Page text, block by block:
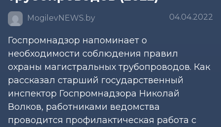
MogilevNEWS.by 04.04.2022
Госпромнадзор напоминает о
необходимости соблюдения правил
охраны магистральных трубопроводов. Как
рассказал старший государственный
инспектор Госпромнадзора Николай
Волков, работниками ведомства
проводится профилактическая работа с